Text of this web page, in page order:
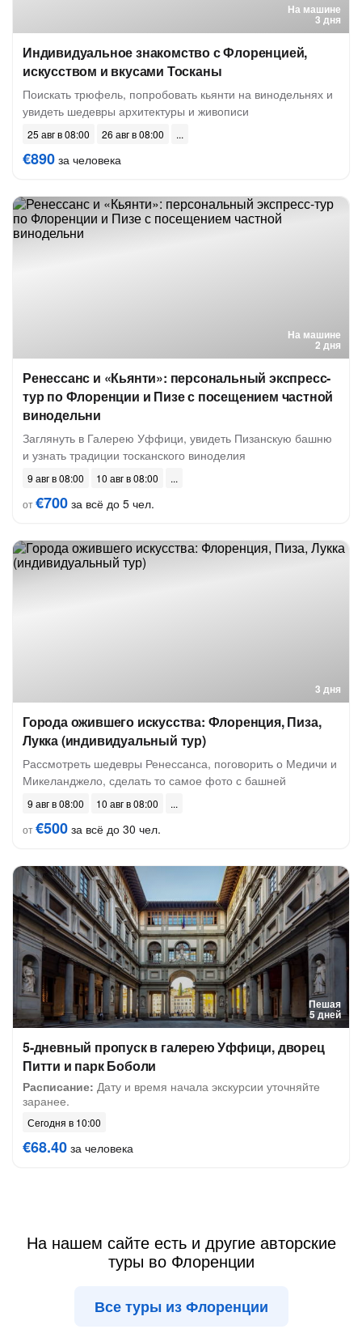
На машине
3 дня
Индивидуальное знакомство с Флоренцией,
искусством и вкусами Тосканы
Поискать трюфель, попробовать кьянти на винодельнях и
увидеть шедевры архитектуры и живописи
25 авг в 08:00 26 авг в 08:00
€890 за человека
На машине
2 дня
Ренессанс и «Кьянти»: персональный экспресс-
тур по Флоренции и Пизе с посещением частной
винодельни
Заглянуть в Галерею Уффици, увидеть Пизанскую башню
и узнать традиции тосканского виноделия
9 авг в 08:00
10 авг в 08:00
от€700 за всё до 5 чел.
3 дня
Города ожившего искусства: Флоренция, Пиза,
Лукка (индивидуальный тур)
Рассмотреть шедевры Ренессанса, поговорить о Медичи и
Микеланджело, сделать то самое фото с башней
9 авг в 08:00
10 авг в 08:00
от€500 за всё до 30 чел.
Пешая
5 дней
5-дневный пропуск в галерею Уффици, дворец
Питти и парк Боболи
Расписание: Дату и время начала экскурсии уточняйте
заранее.
Сегодня в 10:00
€68.40 за человека
На нашем сайте есть и другие авторские
туры во Флоренции
Все туры из Флоренции